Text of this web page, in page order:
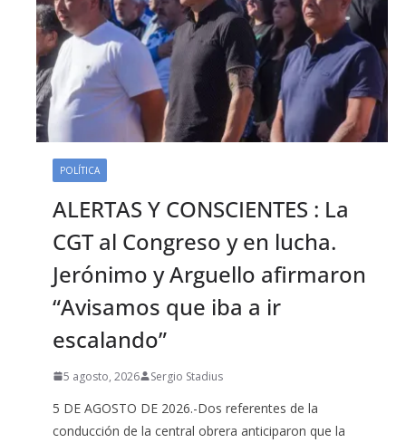
POLÍTICA
ALERTAS Y CONSCIENTES : La
CGT al Congreso y en lucha.
Jerónimo y Arguello afirmaron
“Avisamos que iba a ir
escalando”
5 agosto, 2026 Sergio Stadius
5 DE AGOSTO DE 2026.-Dos referentes de la
conducción de la central obrera anticiparon que la